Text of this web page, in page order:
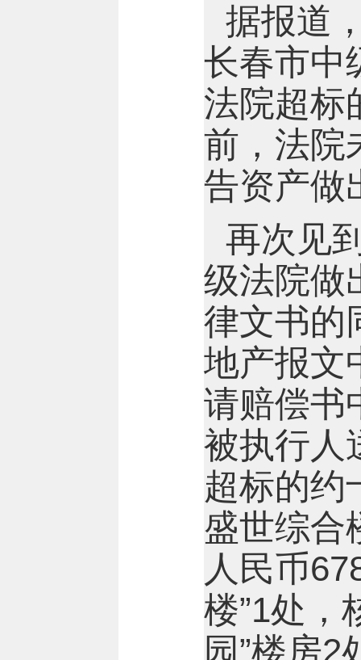
据报道
长春市中
法院超标
前，法院
告资产做
再次见
级法院做
律文书的
地产报文
请赔偿书
被执行人
超标的约
盛世综合
人民币
楼”1处，
园”楼房